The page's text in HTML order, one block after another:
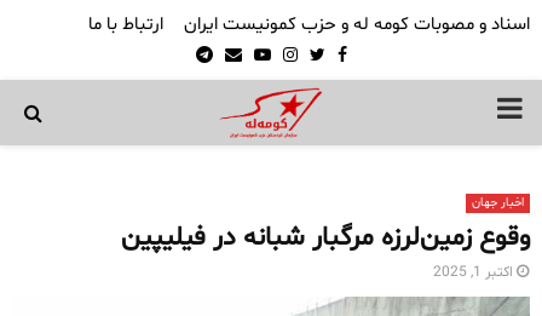
اسناد و مصوبات کومه له و حزب کمونیست ایران ارتباط با ما
Facebook
Twitter
Instagram
Youtube
Email
Telegram
PRIMARY
اخبار جهان
وقوع زمین‌لرزه مرگبار شبانه در فیلیپین
اکتبر 1, 2025